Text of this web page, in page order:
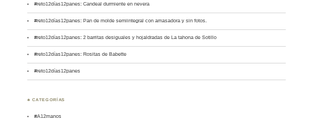
#reto12días12panes: Candeal durmiente en nevera
#reto12días12panes: Pan de molde semiintegral con amasadora y sin fotos.
#reto12días12panes: 2 barritas desiguales y hojaldradas de La tahona de Sotillo
#reto12días12panes: Rositas de Babette
#reto12días12panes
♣ CATEGORÍAS
#A12manos